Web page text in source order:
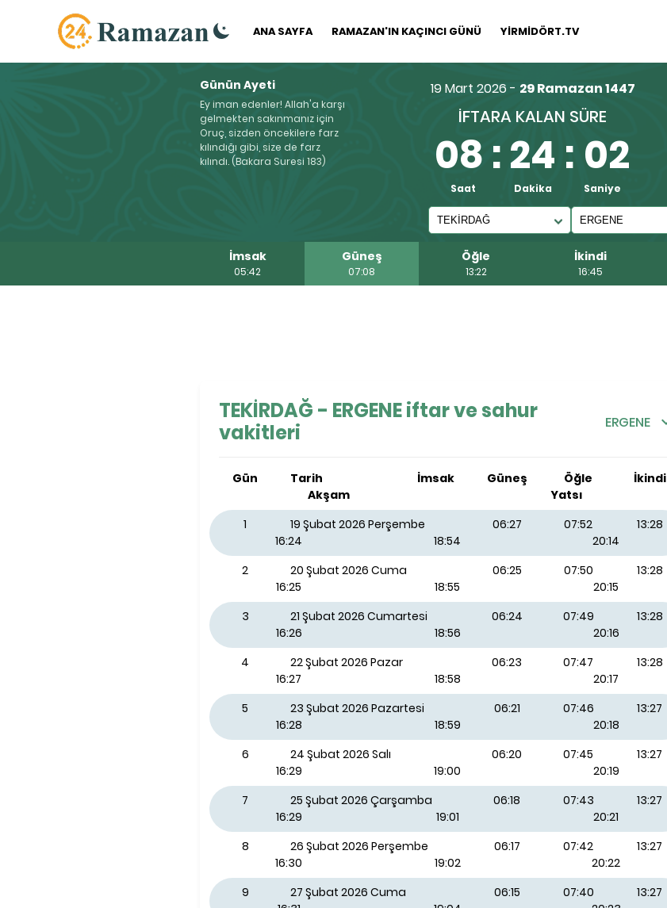
ANA SAYFA RAMAZAN'IN KAÇINCI GÜNÜ YİRMİDÖRT.TV
Günün Ayeti
Ey iman edenler! Allah'a karşı
gelmekten sakınmanız için
Oruç, sizden öncekilere farz
kılındığı gibi, size de farz
kılındı. (Bakara Suresi 183)
19 Mart 2026 - 29 Ramazan 1447
İFTARA KALAN SÜRE
08 :24 : 01
Saat Dakika Saniye
İmsak
05:42
Güneş
07:08
Öğle
13:22
İkindi
16:45
TEKİRDAĞ - ERGENE iftar ve sahur
vakitleri
ERGENE
Gün Tarih İmsak Güneş Öğle
İkindi
Akşam
Yatsı
1
19 Şubat 2026 Perşembe 06:27 07:52
13:28
16:24
18:54
20:14
2
20 Şubat 2026 Cuma 06:25 07:50
13:28
16:25
18:55
20:15
3
21 Şubat 2026 Cumartesi 06:24 07:49
13:28
16:26
18:56
20:16
4
22 Şubat 2026 Pazar 06:23 07:47
13:28
16:27
18:58
20:17
5
23 Şubat 2026 Pazartesi 06:21 07:46
13:27
16:28
18:59
20:18
6
24 Şubat 2026 Salı 06:20 07:45
13:27
16:29
19:00
20:19
7
25 Şubat 2026 Çarşamba 06:18 07:43
13:27
16:29
19:01
20:21
8
26 Şubat 2026 Perşembe 06:17 07:42
13:27
16:30
19:02
20:22
9
27 Şubat 2026 Cuma 06:15 07:40
13:27